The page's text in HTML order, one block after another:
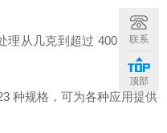
从几克到超过 400 千克的
种规格，可为各种应用提供
联系
顶部